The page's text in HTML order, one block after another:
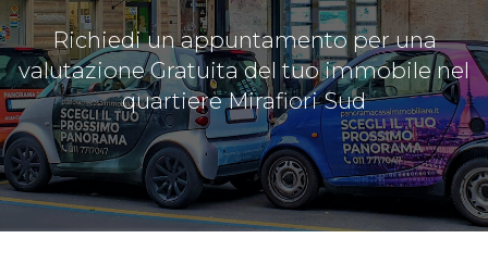
Richiedi un appuntamento per una
valutazione Gratuita del tuo immobile nel
quartiere Mirafiori Sud